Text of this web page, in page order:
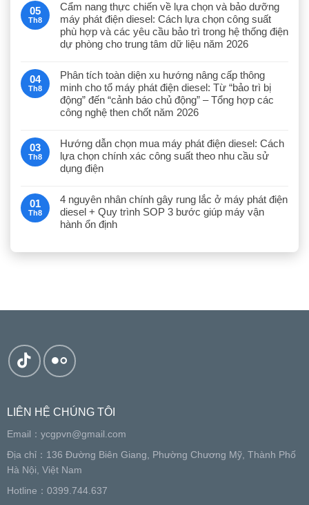
05
Th8
Cẩm nang thực chiến về lựa chọn và bảo dưỡng
máy phát điện diesel: Cách lựa chọn công suất
phù hợp và các yêu cầu bảo trì trong hệ thống điện
dự phòng cho trung tâm dữ liệu năm 2026
04
Th8
Phân tích toàn diện xu hướng nâng cấp thông
minh cho tổ máy phát điện diesel: Từ “bảo trì bị
động” đến “cảnh báo chủ động” – Tổng hợp các
công nghệ then chốt năm 2026
03
Th8
Hướng dẫn chọn mua máy phát điện diesel: Cách
lựa chọn chính xác công suất theo nhu cầu sử
dụng điện
01
Th8
4 nguyên nhân chính gây rung lắc ở máy phát điện
diesel + Quy trình SOP 3 bước giúp máy vận
hành ổn định
LIÊN HỆ CHÚNG TÔI
Email： ycgpvn@gmail.com
Địa chỉ：136 Đường Biên Giang, Phường Chương Mỹ, Thành Phố
Hà Nội, Việt Nam
Hotline：0399.744.637